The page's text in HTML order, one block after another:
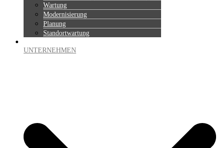
Wartung
Modernisierung
Planung
Standortwartung
UNTERNEHMEN